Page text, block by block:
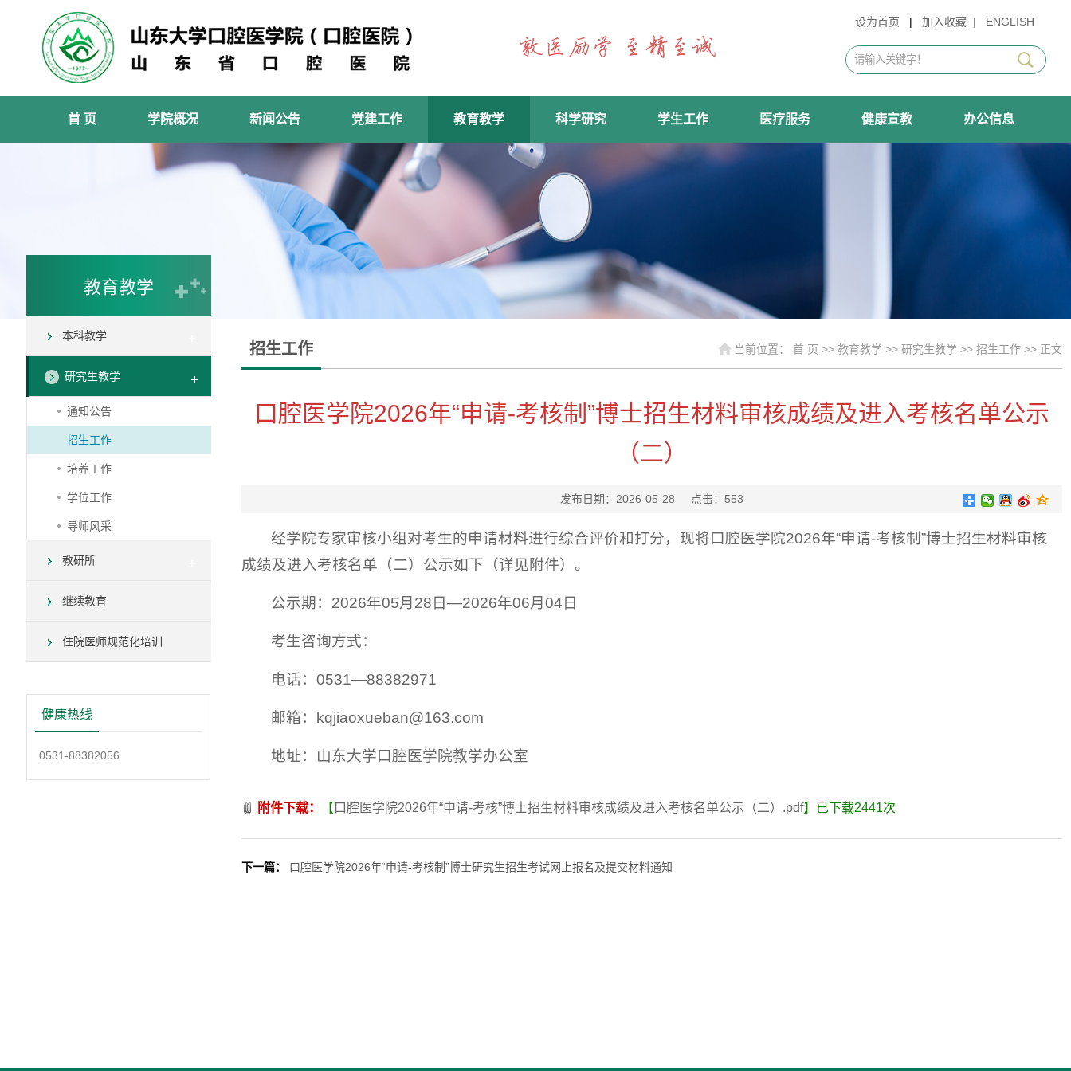
设为首页 | 加入收藏 | ENGLISH
首 页 学院概况 新闻公告 党建工作 教育教学 科学研究 学生工作 医疗服务 健康宣教 办公信息
教育教学
本科教学
研究生教学
通知公告
招生工作
培养工作
学位工作
导师风采
教研所
继续教育
住院医师规范化培训
健康热线
0531-88382056
招生工作 当前位置： 首 页 >> 教育教学 >> 研究生教学 >> 招生工作 >> 正文
口腔医学院2026年“申请-考核制”博士招生材料审核成绩及进入考核名单公示
（二）
发布日期：2026-05-28 点击： 553
经学院专家审核小组对考生的申请材料进行综合评价和打分，现将口腔医学院2026年“申请-考核制”博士招生材料审核
成绩及进入考核名单（二）公示如下（详见附件）。
公示期：2026年05月28日—2026年06月04日
考生咨询方式：
电话：0531—88382971
邮箱：kqjiaoxueban@163.com
地址：山东大学口腔医学院教学办公室
附件下载： 【 口腔医学院2026年“申请-考核”博士招生材料审核成绩及进入考核名单公示（二）.pdf】已下载2441次
下一篇： 口腔医学院2026年“申请-考核制”博士研究生招生考试网上报名及提交材料通知